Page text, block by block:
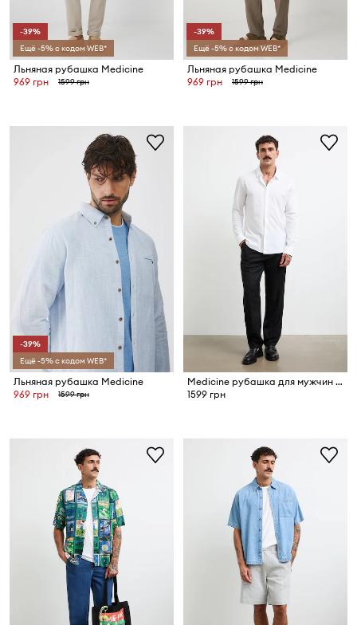
-39%
Ещё -5% с кодом WEB*
Льняная рубашка Medicine
969 грн
1599 грн
-39%
Ещё -5% с кодом WEB*
Льняная рубашка Medicine
969 грн
1599 грн
-39%
Ещё -5% с кодом WEB*
Льняная рубашка Medicine
969 грн
1599 грн
Medicine рубашка для мужчин из хлопка
1599 грн